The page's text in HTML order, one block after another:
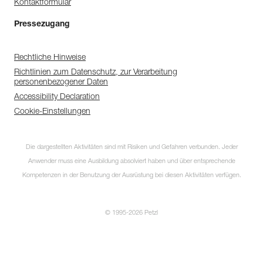
Kontaktformular
Pressezugang
Rechtliche Hinweise
Richtlinien zum Datenschutz, zur Verarbeitung
personenbezogener Daten
Accessibility Declaration
Cookie-Einstellungen
Die dargestellten Aktivitäten sind mit Risiken und Gefahren verbunden. Jeder
Anwender muss eine Ausbildung absolviert haben und über entsprechende
Kompetenzen in der Benutzung der Ausrüstung bei diesen Aktivitäten verfügen.
© 1995-2026 Petzl